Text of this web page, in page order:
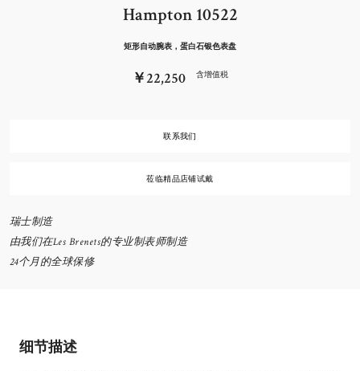
Hampton 10522
矩形自动腕表，蛋白石银色表盘
￥22,250 含增值税
联系我们
莅临精品店铺试戴
瑞士制造
由我们在Les Brenets的专业制表师制造
24个月的全球保修
细节描述